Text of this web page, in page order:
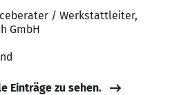
/ Werkstattleiter,
GmbH
Einträge zu sehen.